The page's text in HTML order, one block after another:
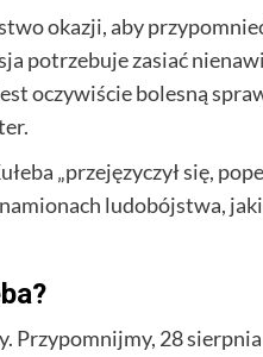
okazji, aby
potrzebuje zasiać
oczywiście bolesną
„przejęzyczył się,
ludobójstwa,
Przypomnijmy, 28